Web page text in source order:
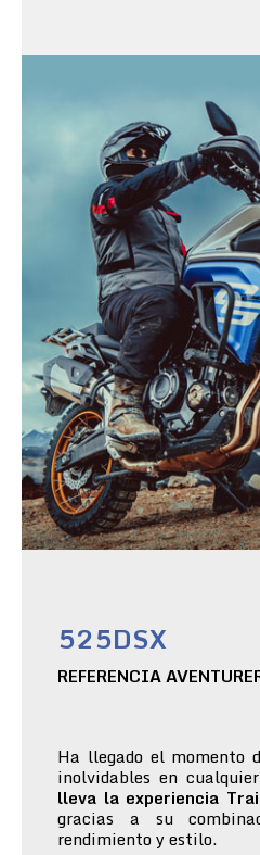
525DSX
REFERENCIA
Ha llegado el momento
inolvidables en
lleva la experiencia
gracias a su
rendimiento y estilo.